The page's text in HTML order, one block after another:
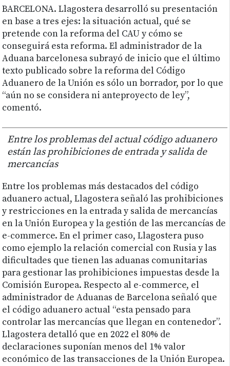
BARCELONA. Llagostera desarrolló su presentación
en base a tres ejes: la situación actual, qué se
pretende con la reforma del CAU y cómo se
conseguirá esta reforma. El administrador de la
Aduana barcelonesa subrayó de inicio que el último
texto publicado sobre la reforma del Código
Aduanero de la Unión es sólo un borrador, por lo que
“aún no se considera ni anteproyecto de ley”,
comentó.
Entre los problemas del actual código aduanero
están las prohibiciones de entrada y salida de
mercancías
Entre los problemas más destacados del código
aduanero actual, Llagostera señaló las prohibiciones
y restricciones en la entrada y salida de mercancías
en la Unión Europea y la gestión de las mercancías de
e-commerce. En el primer caso, Llagostera puso
como ejemplo la relación comercial con Rusia y las
dificultades que tienen las aduanas comunitarias
para gestionar las prohibiciones impuestas desde la
Comisión Europea. Respecto al e-commerce, el
administrador de Aduanas de Barcelona señaló que
el código aduanero actual “esta pensado para
controlar las mercancías que llegan en contenedor”.
Llagostera detalló que en 2022 el 80% de
declaraciones suponían menos del 1% valor
económico de las transacciones de la Unión Europea.